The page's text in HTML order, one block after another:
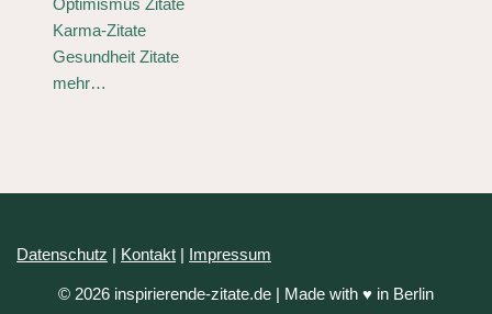
Karma-Zitate
Gesundheit Zitate
mehr…
Datenschutz | Kontakt | Impressum
© 2026 inspirierende-zitate.de | Made with ♥ in Berlin